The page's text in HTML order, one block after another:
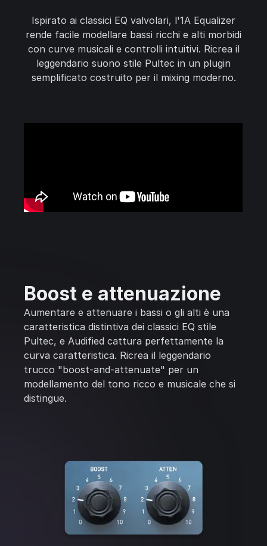
Ispirato ai classici EQ valvolari, l'1A Equalizer
rende facile modellare bassi ricchi e alti morbidi
con curve musicali e controlli intuitivi. Ricrea il
leggendario suono stile Pultec in un plugin
semplificato costruito per il mixing moderno.
Boost e attenuazione
Aumentare e attenuare i bassi o gli alti è una
caratteristica distintiva dei classici EQ stile
Pultec, e Audified cattura perfettamente la
curva caratteristica. Ricrea il leggendario
trucco "boost-and-attenuate" per un
modellamento del tono ricco e musicale che si
distingue.